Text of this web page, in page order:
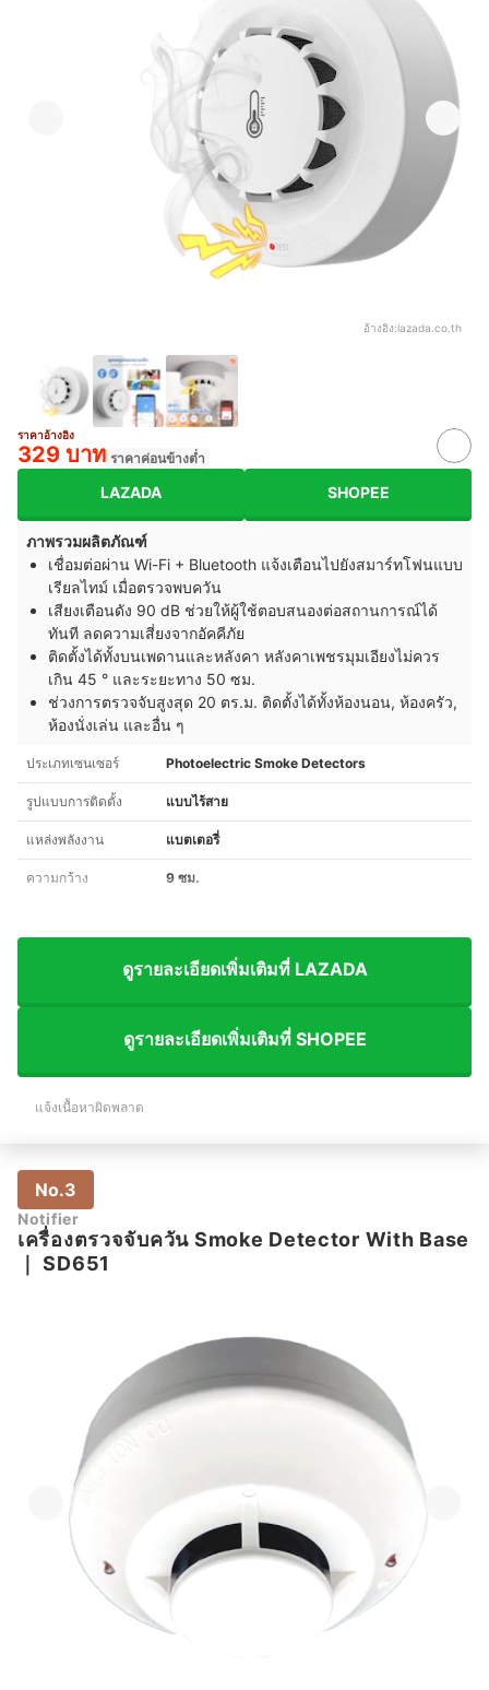
อ้างอิง:lazada.co.th
ราคาอ้างอิง
329 บาท ราคาค่อนข้างต่ำ
LAZADA SHOPEE
ภาพรวมผลิตภัณฑ์
เชื่อมต่อผ่าน Wi-Fi + Bluetooth แจ้งเตือนไปยังสมาร์ทโฟนแบบ
เรียลไทม์ เมื่อตรวจพบควัน
เสียงเตือนดัง 90 dB ช่วยให้ผู้ใช้ตอบสนองต่อสถานการณ์ได้
ทันที ลดความเสี่ยงจากอัคคีภัย
ติดตั้งได้ทั้งบนเพดานและหลังคา หลังคาเพชรมุมเอียงไม่ควร
เกิน 45 ° และระยะทาง 50 ซม.
ช่วงการตรวจจับสูงสุด 20 ตร.ม. ติดตั้งได้ทั้งห้องนอน, ห้องครัว,
ห้องนั่งเล่น และอื่น ๆ
ประเภทเซนเซอร์ Photoelectric Smoke Detectors
รูปแบบการติดตั้ง แบบไร้สาย
แหล่งพลังงาน แบตเตอรี่
ความกว้าง 9 ซม.
ดูรายละเอียดเพิ่มเติมที่ LAZADA
ดูรายละเอียดเพิ่มเติมที่ SHOPEE
แจ้งเนื้อหาผิดพลาด
No.3
Notifier
เครื่องตรวจจับควัน Smoke Detector With Base
｜SD651